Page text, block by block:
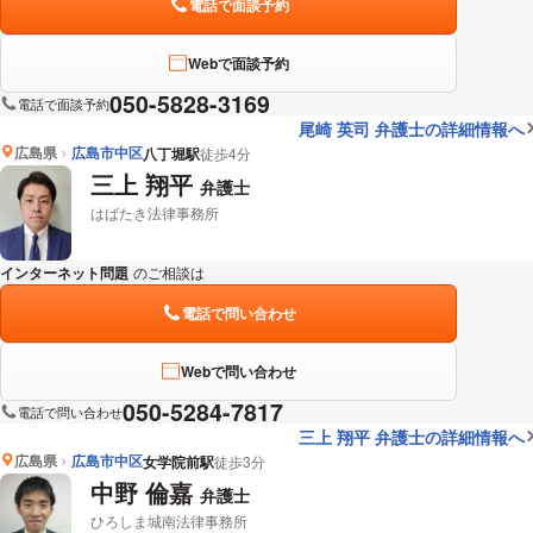
電話で面談予約
Webで面談予約
電話で面談予約050-5828-3169
尾崎 英司 弁護士の詳細情報へ
広島県 広島市中区八丁堀駅徒歩4分
三上 翔平 弁護士
はばたき法律事務所
インターネット問題 のご相談は
電話で問い合わせ
Webで問い合わせ
電話で問い合わせ050-5284-7817
三上 翔平 弁護士の詳細情報へ
広島県 広島市中区女学院前駅徒歩3分
中野 倫嘉 弁護士
ひろしま城南法律事務所